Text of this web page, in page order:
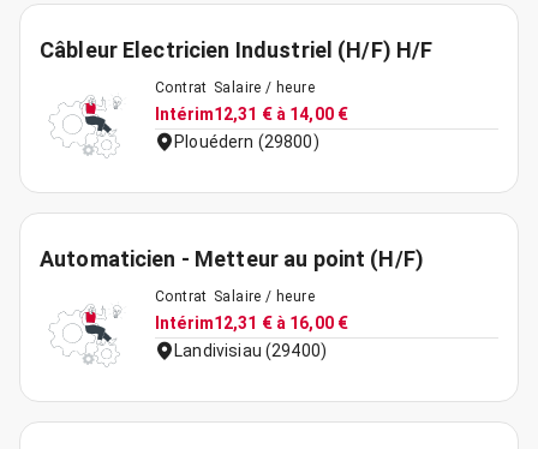
Câbleur Electricien Industriel (H/F) H/F
Contrat
Intérim
Salaire / heure
12,31 € à 14,00 €
Plouédern (29800)
Automaticien - Metteur au point (H/F)
Contrat
Intérim
Salaire / heure
12,31 € à 16,00 €
Landivisiau (29400)